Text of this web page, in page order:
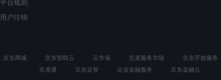
平台规则
用户注销
京东商城 京东智联云 云市场 京麦服务市场
京东开放服务
京准通
京东众智 企业金融服务 京东金融云